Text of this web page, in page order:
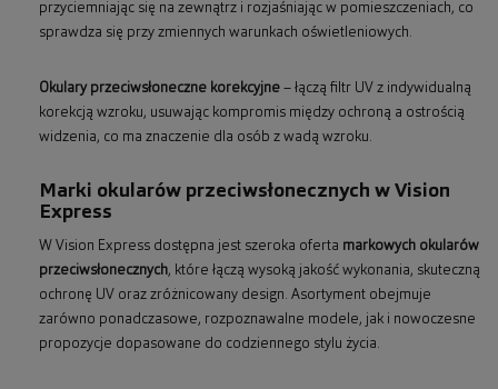
przyciemniając się na zewnątrz i rozjaśniając w pomieszczeniach, co
sprawdza się przy zmiennych warunkach oświetleniowych.
Okulary przeciwsłoneczne korekcyjne – łączą filtr UV z indywidualną
korekcją wzroku, usuwając kompromis między ochroną a ostrością
widzenia, co ma znaczenie dla osób z wadą wzroku.
Marki okularów przeciwsłonecznych w Vision
Express
W Vision Express dostępna jest szeroka oferta markowych okularów
przeciwsłonecznych, które łączą wysoką jakość wykonania, skuteczną
ochronę UV oraz zróżnicowany design. Asortyment obejmuje
zarówno ponadczasowe, rozpoznawalne modele, jak i nowoczesne
propozycje dopasowane do codziennego stylu życia.